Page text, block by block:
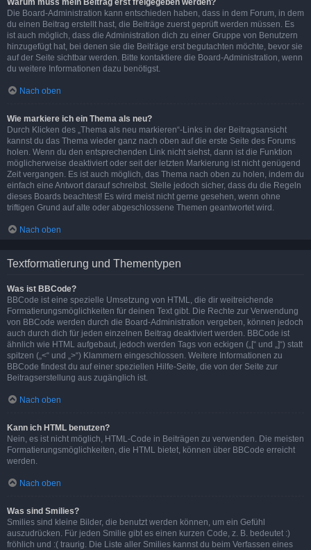
Warum muss mein Beitrag erst freigegeben werden?
Die Board-Administration kann entschieden haben, dass in dem Forum, in dem
du einen Beitrag erstellt hast, die Beiträge zuerst geprüft werden müssen. Es
ist auch möglich, dass die Administration dich zu einer Gruppe von Benutzern
hinzugefügt hat, bei denen sie die Beiträge erst begutachten möchte, bevor sie
auf der Seite sichtbar werden. Bitte kontaktiere die Board-Administration, wenn
du weitere Informationen dazu benötigst.
Nach oben
Wie markiere ich ein Thema als neu?
Durch Klicken des „Thema als neu markieren“-Links in der Beitragsansicht
kannst du das Thema wieder ganz nach oben auf die erste Seite des Forums
holen. Wenn du den entsprechenden Link nicht siehst, dann ist die Funktion
möglicherweise deaktiviert oder seit der letzten Markierung ist nicht genügend
Zeit vergangen. Es ist auch möglich, das Thema nach oben zu holen, indem du
einfach eine Antwort darauf schreibst. Stelle jedoch sicher, dass du die Regeln
dieses Boards beachtest! Es wird meist nicht gerne gesehen, wenn ohne
triftigen Grund auf alte oder abgeschlossene Themen geantwortet wird.
Nach oben
Textformatierung und Thementypen
Was ist BBCode?
BBCode ist eine spezielle Umsetzung von HTML, die dir weitreichende
Formatierungsmöglichkeiten für deinen Text gibt. Die Rechte zur Verwendung
von BBCode werden durch die Board-Administration vergeben, können jedoch
auch durch dich für jeden einzelnen Beitrag deaktiviert werden. BBCode ist
ähnlich wie HTML aufgebaut, jedoch werden Tags von eckigen („[“ und „]“) statt
spitzen („<“ und „>“) Klammern eingeschlossen. Weitere Informationen zu
BBCode findest du auf einer speziellen Hilfe-Seite, die von der Seite zur
Beitragserstellung aus zugänglich ist.
Nach oben
Kann ich HTML benutzen?
Nein, es ist nicht möglich, HTML-Code in Beiträgen zu verwenden. Die meisten
Formatierungsmöglichkeiten, die HTML bietet, können über BBCode erreicht
werden.
Nach oben
Was sind Smilies?
Smilies sind kleine Bilder, die benutzt werden können, um ein Gefühl
auszudrücken. Für jeden Smilie gibt es einen kurzen Code, z. B. bedeutet :)
fröhlich und :( traurig. Die Liste aller Smilies kannst du beim Verfassen eines